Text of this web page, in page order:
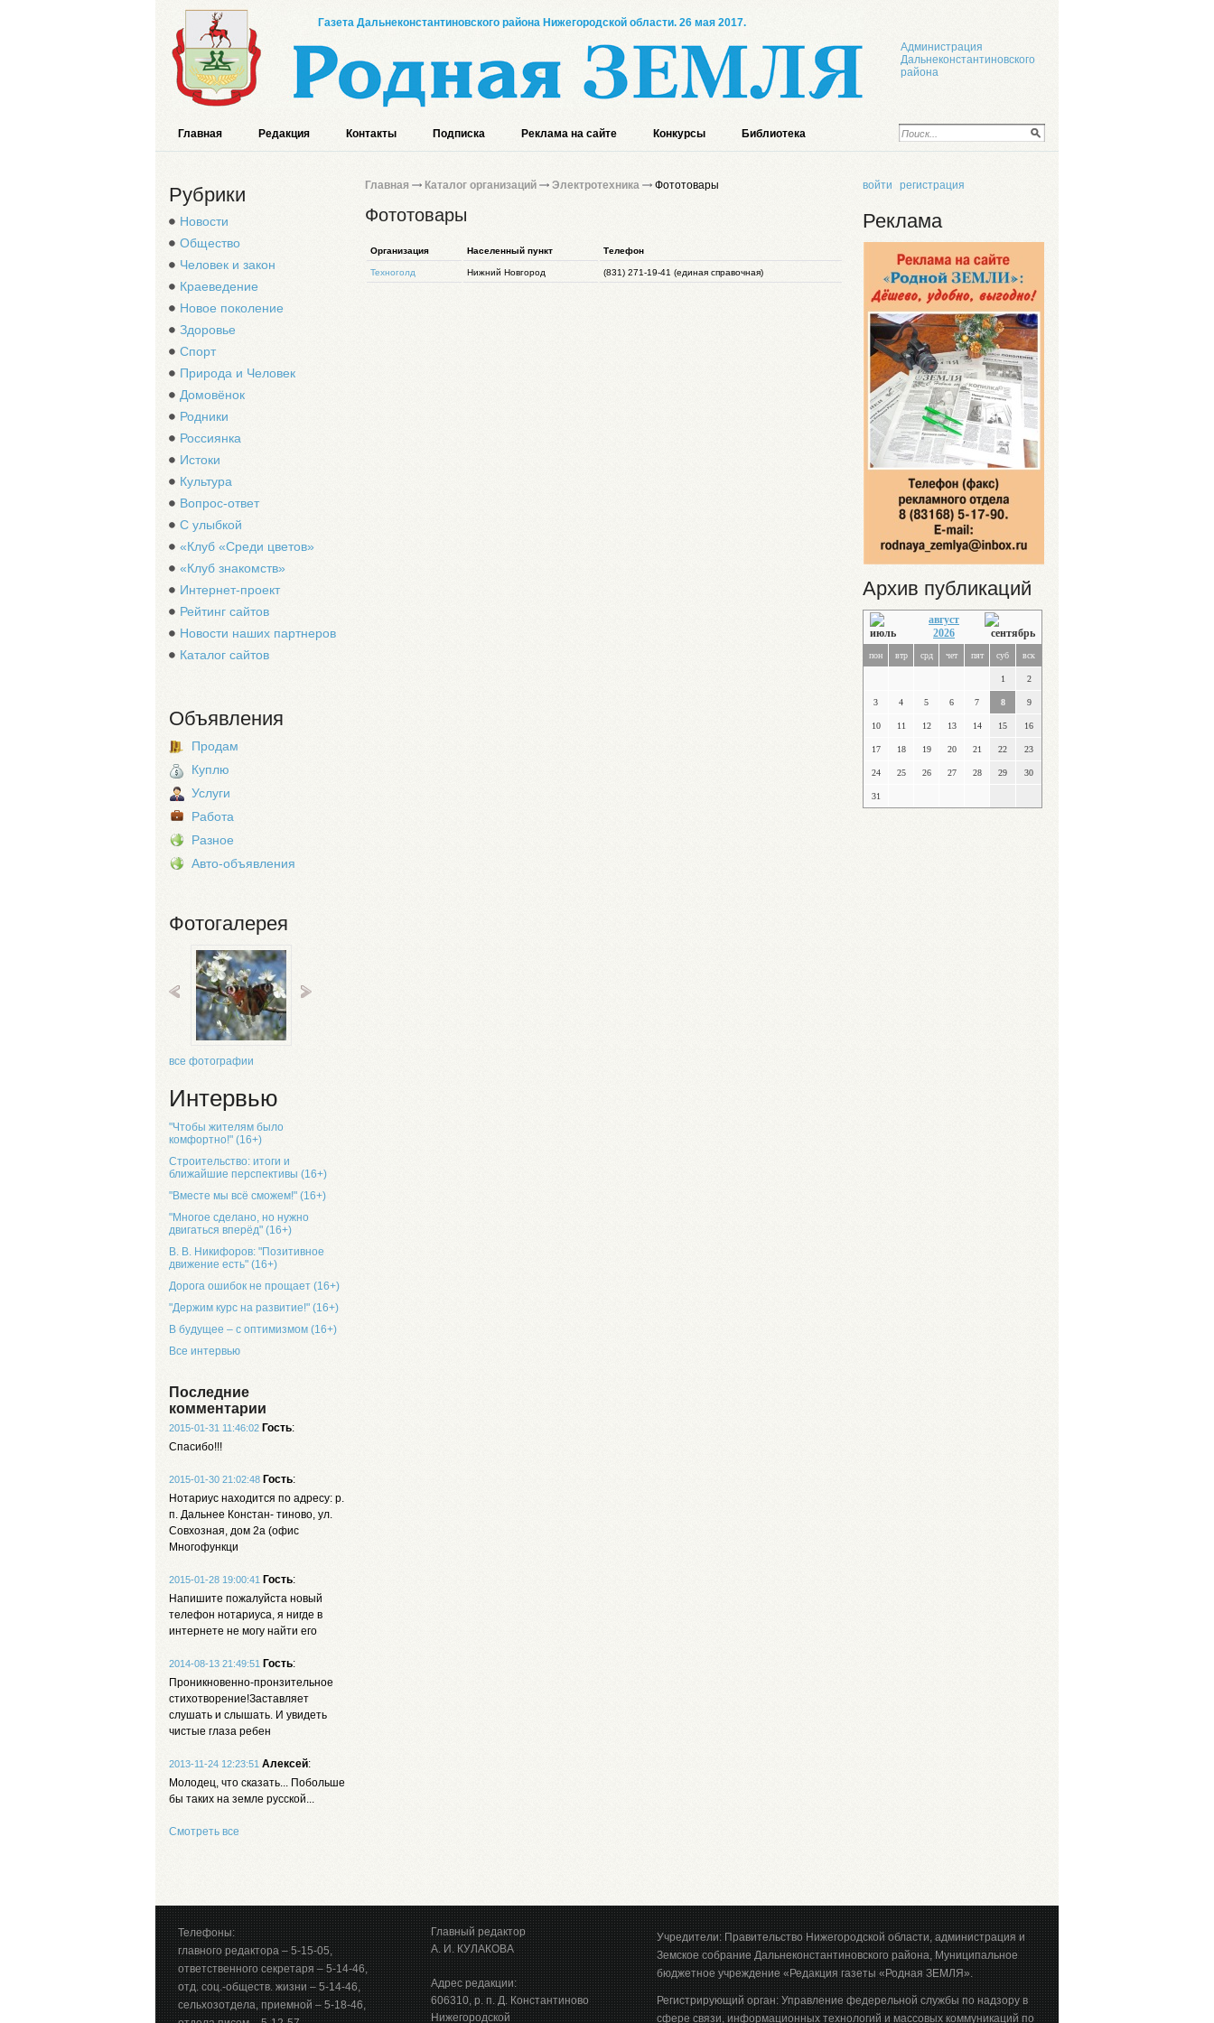
Газета Дальнеконстантиновского района Нижегородской области. 26 мая 2017.
Администрация
Дальнеконстантиновского
района
Главная Редакция Контакты Подписка Реклама на сайте Конкурсы Библиотека
Рубрики
Новости
Общество
Человек и закон
Краеведение
Новое поколение
Здоровье
Спорт
Природа и Человек
Домовёнок
Родники
Россиянка
Истоки
Культура
Вопрос-ответ
С улыбкой
«Клуб «Среди цветов»
«Клуб знакомств»
Интернет-проект
Рейтинг сайтов
Новости наших партнеров
Каталог сайтов
Объявления
Продам
Куплю
Услуги
Работа
Разное
Авто-объявления
Фотогалерея
все фотографии
Интервью
"Чтобы жителям было
комфортно!" (16+)
Строительство: итоги и
ближайшие перспективы (16+)
"Вместе мы всё сможем!" (16+)
"Многое сделано, но нужно
двигаться вперёд" (16+)
В. В. Никифоров: "Позитивное
движение есть" (16+)
Дорога ошибок не прощает (16+)
"Держим курс на развитие!" (16+)
В будущее – с оптимизмом (16+)
Все интервью
Последние
комментарии
2015-01-31 11:46:02 Гость:
Спасибо!!!
2015-01-30 21:02:48 Гость:
Нотариус находится по адресу: р.
п. Дальнее Констан- тиново, ул.
Совхозная, дом 2а (офис
Многофункци
2015-01-28 19:00:41 Гость:
Напишите пожалуйста новый
телефон нотариуса, я нигде в
интернете не могу найти его
2014-08-13 21:49:51 Гость:
Проникновенно-пронзительное
стихотворение!Заставляет
слушать и слышать. И увидеть
чистые глаза ребен
2013-11-24 12:23:51 Алексей:
Молодец, что сказать... Побольше
бы таких на земле русской...
Смотреть все
Главная Каталог организаций Электротехника Фототовары
Фототовары
Организация Населенный пункт Телефон
Техноголд Нижний Новгород (831) 271-19-41 (единая справочная)
войти регистрация
Реклама
Архив публикаций
август
2026
пон втр срд чет пят суб вск
1 2
3 4 5 6 7 8 9
10 11 12 13 14 15 16
17 18 19 20 21 22 23
24 25 26 27 28 29 30
31
Телефоны:
главного редактора – 5-15-05,
ответственного секретаря – 5-14-46,
отд. соц.-обществ. жизни – 5-14-46,
сельхозотдела, приемной – 5-18-46,
Главный редактор
А. И. КУЛАКОВА
Адрес редакции:
606310, р. п. Д. Константиново
Нижегородской
Учредители: Правительство Нижегородской области, администрация и
Земское собрание Дальнеконстантиновского района, Муниципальное
бюджетное учреждение «Редакция газеты «Родная ЗЕМЛЯ».
Регистрирующий орган: Управление федерельной службы по надзору в
сфере связи, информационных технологий и массовых коммуникаций по